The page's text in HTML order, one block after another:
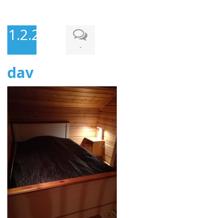
1.2.2018
-
dav